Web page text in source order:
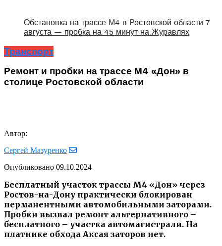
Обстановка на трассе М4 в Ростовской области 7
августа — пробка на 45 минут на Журавлях
Транспорт
Ремонт и пробки на трассе М4 «Дон» в
столице Ростовской области
Автор:
Сергей Мазуренко
Опубликовано 09.10.2024
Бесплатный участок трассы М4 «Дон» через
Ростов-на-Дону практически блокирован
перманентными автомобильными заторами.
Пробки вызвал ремонт альтернативного –
бесплатного – участка автомагистрали. На
платнике обхода Аксая заторов нет.